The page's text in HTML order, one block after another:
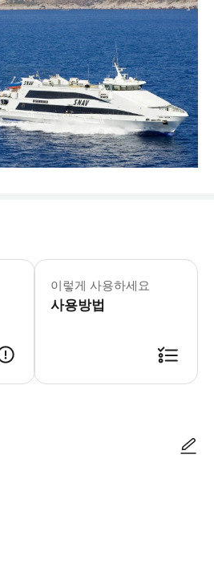
- 추가정보 * 휠체어 수용이 가능한 차
- 이용요건 * 본 상품은 이용 가능 연
이렇게 사용하세요
사용방법